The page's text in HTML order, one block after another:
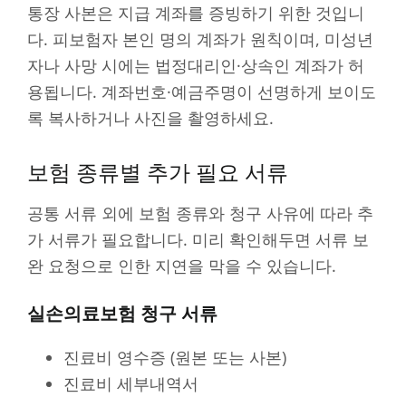
통장 사본은 지급 계좌를 증빙하기 위한 것입니
다. 피보험자 본인 명의 계좌가 원칙이며, 미성년
자나 사망 시에는 법정대리인·상속인 계좌가 허
용됩니다. 계좌번호·예금주명이 선명하게 보이도
록 복사하거나 사진을 촬영하세요.
보험 종류별 추가 필요 서류
공통 서류 외에 보험 종류와 청구 사유에 따라 추
가 서류가 필요합니다. 미리 확인해두면 서류 보
완 요청으로 인한 지연을 막을 수 있습니다.
실손의료보험 청구 서류
진료비 영수증 (원본 또는 사본)
진료비 세부내역서